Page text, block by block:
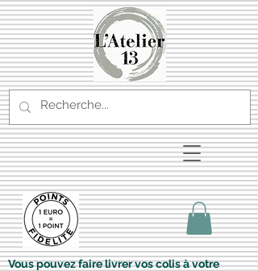
Vous pouvez faire livrer vos colis à votre